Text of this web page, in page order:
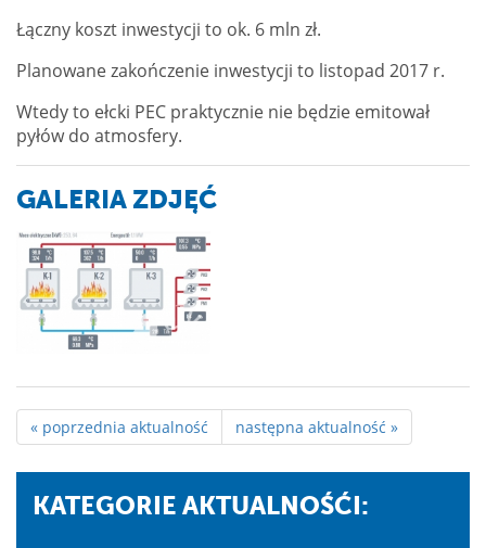
Łączny koszt inwestycji to ok. 6 mln zł.
Planowane zakończenie inwestycji to listopad 2017 r.
Wtedy to ełcki PEC praktycznie nie będzie emitował
pyłów do atmosfery.
GALERIA ZDJĘĆ
« poprzednia aktualność następna aktualność »
KATEGORIE AKTUALNOŚĆI: